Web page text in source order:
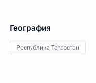
География
Республика Татарстан